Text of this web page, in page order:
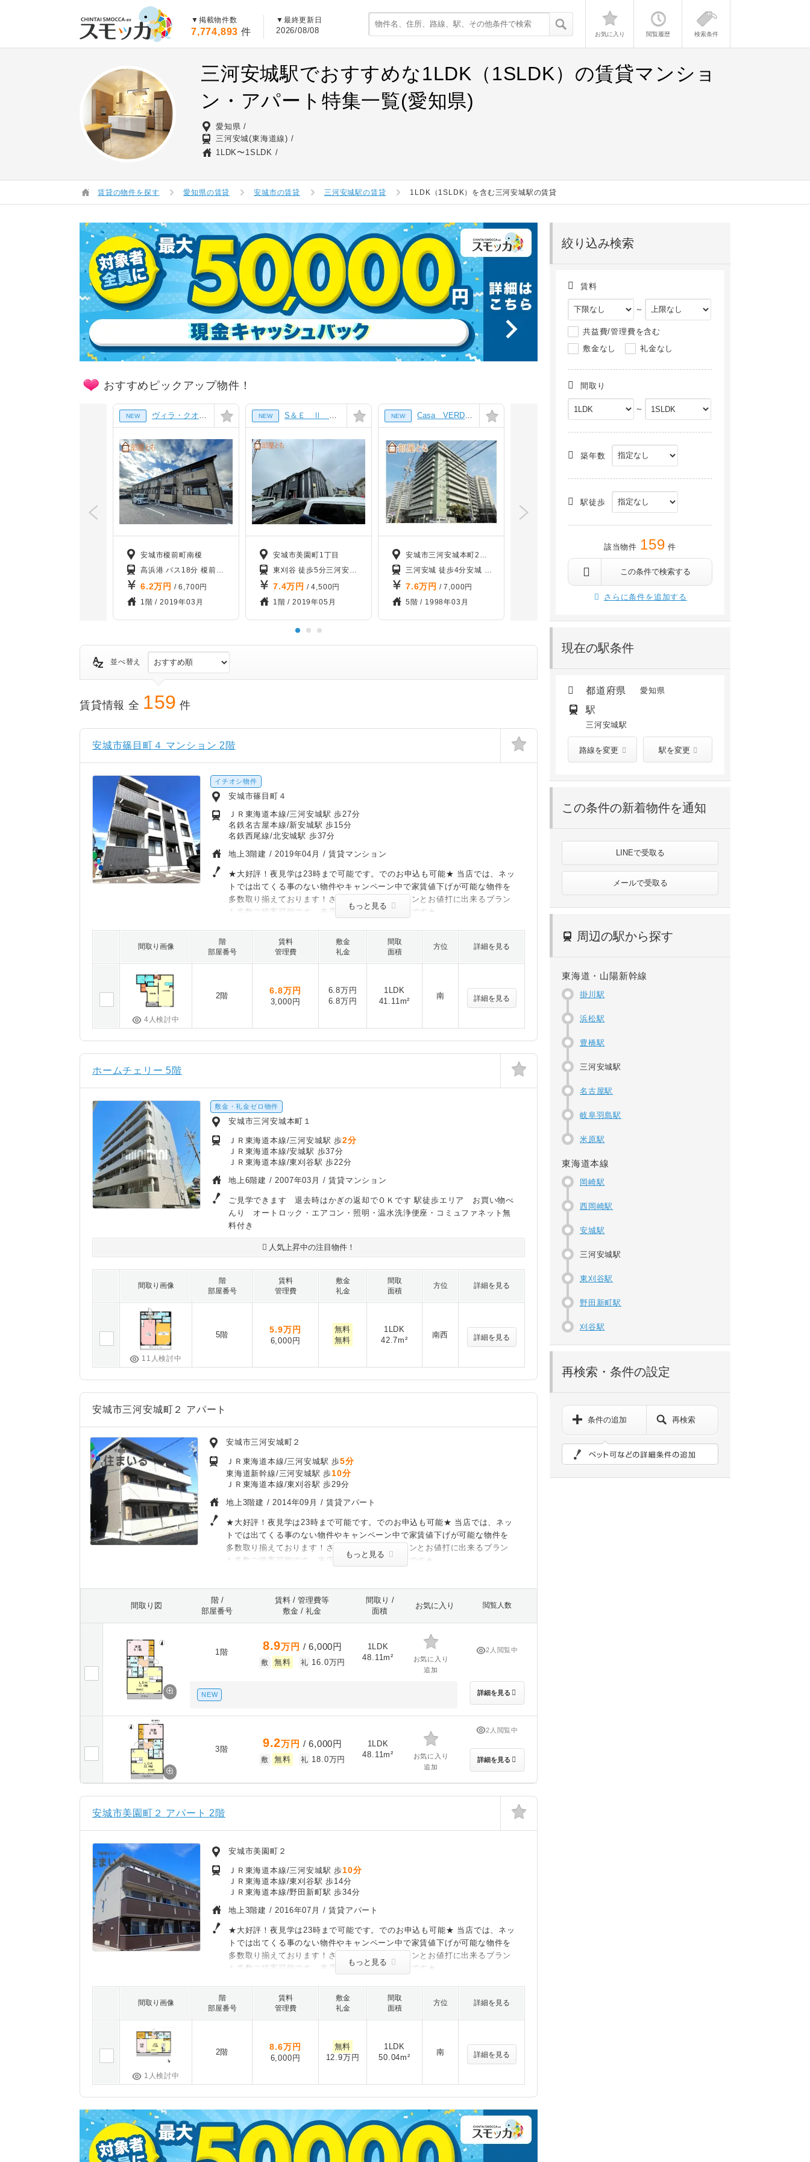
▼掲載物件数
7,774,893 件
▼最終更新日
2026/08/08 お気に入り 閲覧履歴 検索条件
三河安城駅でおすすめな1LDK（1SLDK）の賃貸マンショ
ン・アパート特集一覧(愛知県)
愛知県
三河安城(東海道線)
1LDK〜1SLDK
賃貸の物件を探す 愛知県の賃貸 安城市の賃貸 三河安城駅の賃貸 1LDK（1SLDK）を含む三河安城駅の賃貸
絞り込み検索
賃料
～
共益費/管理費を含む
敷金なし
礼金なし
間取り
～
築年数
駅徒歩
該当物件 159 件
この条件で検索する
さらに条件を追加する
現在の駅条件
都道府県 愛知県
駅
三河安城駅
路線を変更 駅を変更
この条件の新着物件を通知
LINEで受取る
メールで受取る
周辺の駅から探す
東海道・山陽新幹線
掛川駅
浜松駅
豊橋駅
三河安城駅
名古屋駅
岐阜羽島駅
米原駅
東海道本線
岡崎駅
西岡崎駅
安城駅
三河安城駅
東刈谷駅
野田新町駅
刈谷駅
再検索・条件の設定
条件の追加 再検索
おすすめピックアップ物件！
野田新町 徒歩30分
NEW ヴィラ・クオーレⅡ Ａ棟[106号室]
安城市榎前町南榎
高浜港 バス18分 榎前（愛知県）バス停から徒歩4分
三河高浜 徒歩64分 三河安城 徒歩68分
6.2万円 / 6,700円
1階 / 2019年03月
NEW S＆Ｅ Ⅱ Ａ棟[103号室]
安城市美園町1丁目
東刈谷 徒歩5分三河安城 徒歩23分 野田新町 徒歩24分
7.4万円 / 4,500円
1階 / 2019年05月
NEW Casa VERDE [501号室]
安城市三河安城本町2丁目
三河安城 徒歩4分安城 徒歩39分
7.6万円 / 7,000円
5階 / 1998年03月
安城 徒歩26分南安城 徒歩29分
8.25万円/ 4,500円
1階 /建築中(2026年09月)
並べ替え
賃貸情報 全 159 件
安城市篠目町４ マンション 2階
イチオシ物件
安城市篠目町４
ＪＲ東海道本線/三河安城駅 歩27分
名鉄名古屋本線/新安城駅 歩15分
名鉄西尾線/北安城駅 歩37分
地上3階建 /2019年04月 / 賃貸マンション
★大好評！夜見学は23時まで可能です。でのお申込も可能★ 当店では、ネッ
トでは出てくる事のない物件やキャンペーン中で家賃値下げが可能な物件を
多数取り揃えております！さらに初期費用がグーンとお値打に出来るプラン
も多数ご提案可能です。来店なしで契約まで可能です★
もっと見る
間取り画像
階
部屋番号
賃料
管理費
敷金
礼金
間取
面積
方位 詳細を見る
4人検討中
2階
6.8万円
3,000円
6.8万円
6.8万円
1LDK
41.11m²
南 詳細を見る
ホームチェリー 5階
敷金・礼金ゼロ物件
安城市三河安城本町１
ＪＲ東海道本線/三河安城駅 歩2分
ＪＲ東海道本線/安城駅 歩37分
ＪＲ東海道本線/東刈谷駅 歩22分
地上6階建 /2007年03月 / 賃貸マンション
ご見学できます 退去時はかぎの返却でＯＫです 駅徒歩エリア お買い物べ
んり オートロック・エアコン・照明・温水洗浄便座・コミュファネット無
料付き
人気上昇中の注目物件！
間取り画像
階
部屋番号
賃料
管理費
敷金
礼金
間取
面積
方位 詳細を見る
11人検討中
5階
5.9万円
6,000円
無料
無料
1LDK
42.7m²
南西 詳細を見る
安城市三河安城町２ アパート
安城市三河安城町２
ＪＲ東海道本線/三河安城駅 歩5分
東海道新幹線/三河安城駅 歩10分
ＪＲ東海道本線/東刈谷駅 歩29分
地上3階建 /2014年09月 / 賃貸アパート
★大好評！夜見学は23時まで可能です。でのお申込も可能★ 当店では、ネッ
トでは出てくる事のない物件やキャンペーン中で家賃値下げが可能な物件を
多数取り揃えております！さらに初期費用がグーンとお値打に出来るプラン
も多数ご提案可能です。来店なしで契約まで可能です★
もっと見る
間取り図
階 /
部屋番号
賃料 / 管理費等
敷金 / 礼金
間取り /
面積
お気に入り 閲覧人数
1階 8.9万円 / 6,000円
敷 無料 礼 16.0万円
1LDK
48.11m²
お気に入り
追加
NEW
2人閲覧中
詳細を見る
3階 9.2万円 / 6,000円
敷 無料 礼 18.0万円
1LDK
48.11m²
お気に入り
追加
2人閲覧中
詳細を見る
安城市美園町２ アパート 2階
安城市美園町２
ＪＲ東海道本線/三河安城駅 歩10分
ＪＲ東海道本線/東刈谷駅 歩14分
ＪＲ東海道本線/野田新町駅 歩34分
地上3階建 /2016年07月 / 賃貸アパート
★大好評！夜見学は23時まで可能です。でのお申込も可能★ 当店では、ネッ
トでは出てくる事のない物件やキャンペーン中で家賃値下げが可能な物件を
多数取り揃えております！さらに初期費用がグーンとお値打に出来るプラン
も多数ご提案可能です。来店なしで契約まで可能です★
もっと見る
間取り画像
階
部屋番号
賃料
管理費
敷金
礼金
間取
面積
方位 詳細を見る
1人検討中
2階
8.6万円
6,000円
無料
12.9万円
1LDK
50.04m²
南 詳細を見る